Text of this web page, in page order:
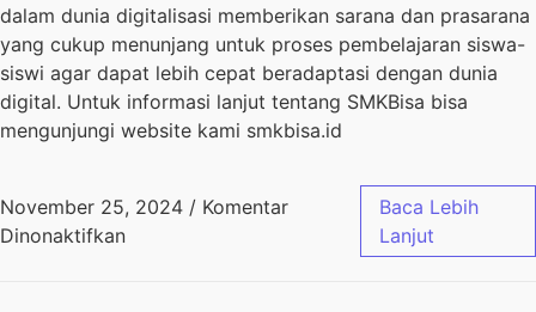
dalam dunia digitalisasi memberikan sarana dan prasarana
yang cukup menunjang untuk proses pembelajaran siswa-
siswi agar dapat lebih cepat beradaptasi dengan dunia
digital. Untuk informasi lanjut tentang SMKBisa bisa
mengunjungi website kami smkbisa.id
November 25, 2024 / Komentar
Dinonaktifkan
Baca Lebih
Lanjut